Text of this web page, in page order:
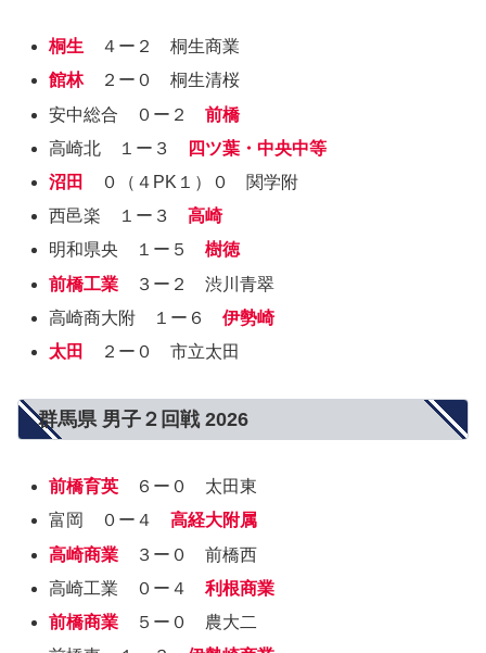
桐生 ４ー２ 桐生商業
館林２ー０ 桐生清桜
安中総合 ０ー２前橋
高崎北 １ー３
四ツ葉・中央中等
沼田
０（４PK１）０ 関学附
西邑楽 １ー３高崎
明和県央 １ー５樹徳
前橋工業 ３ー２ 渋川青翠
高崎商大附 １ー６伊勢崎
太田
２ー０ 市立太田
群馬県 男子２回戦 2026
前橋育英 ６ー０ 太田東
富岡 ０ー４ 高経大附属
高崎商業 ３ー０ 前橋西
高崎工業 ０ー４利根商業
前橋商業 ５ー０ 農大二